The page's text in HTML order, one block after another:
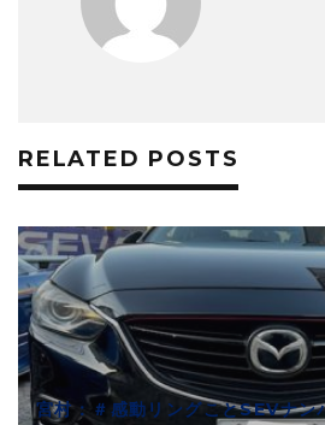
RELATED POSTS
宮村：＃感動リングことSEVナン